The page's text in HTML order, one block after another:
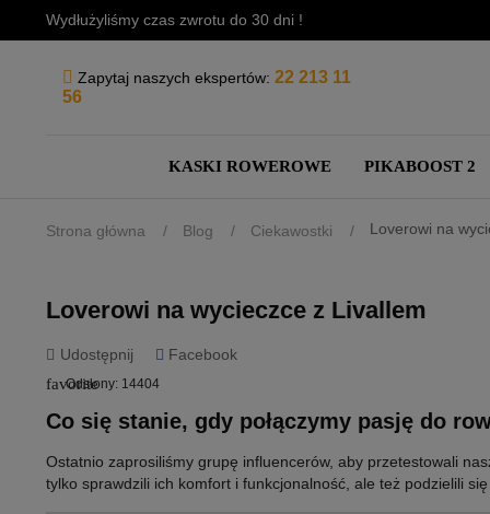
Wydłużyliśmy czas zwrotu do 30 dni !
Zapytaj naszych ekspertów: 22 213 11
56
KASKI ROWEROWE PIKABOOST 2
Strona główna Blog Ciekawostki Loverowi na
Loverowi na wycieczce z Livallem
Udostępnij
Facebook
favorite
Odsłony: 14404
Co się stanie, gdy połączymy pasję do
Ostatnio zaprosiliśmy grupę influencerów, aby przetestowali
tylko sprawdzili ich komfort i funkcjonalność, ale też podzielili